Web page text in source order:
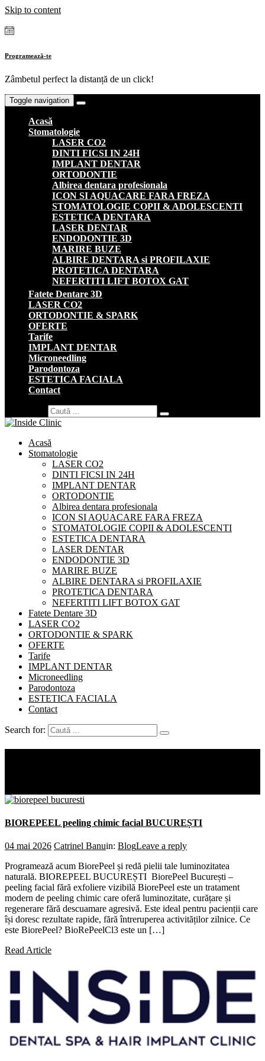
Skip to content
Programează-te
Zâmbetul perfect la distanță de un click!
Toggle navigation
Acasă
Stomatologie
LASER CO2
DINTI FICSI IN 24H
IMPLANT DENTAR
ORTODONTIE
Albirea dentara profesionala
ICON SI AQUACARE FARA FREZA
STOMATOLOGIE COPII & ADOLESCENTI
ESTETICA DENTARA
LASER DENTAR
ENDODONTIE 3D
MARIRE BUZE
ALBIRE DENTARA si PROFILAXIE
PROTETICA DENTARA
NEFERTITI LIFT BOTOX GAT
Fatete Dentare 3D
LASER CO2
ORTODONTIE & SPARK
OFERTE
Tarife
IMPLANT DENTAR
Microneedling
Parodontoza
ESTETICA FACIALA
Contact
Acasă
Stomatologie
LASER CO2
DINTI FICSI IN 24H
IMPLANT DENTAR
ORTODONTIE
Albirea dentara profesionala
ICON SI AQUACARE FARA FREZA
STOMATOLOGIE COPII & ADOLESCENTI
ESTETICA DENTARA
LASER DENTAR
ENDODONTIE 3D
MARIRE BUZE
ALBIRE DENTARA si PROFILAXIE
PROTETICA DENTARA
NEFERTITI LIFT BOTOX GAT
Fatete Dentare 3D
LASER CO2
ORTODONTIE & SPARK
OFERTE
Tarife
IMPLANT DENTAR
Microneedling
Parodontoza
ESTETICA FACIALA
Contact
Search for:
BIOREPEEL peeling chimic facial BUCUREȘTI
04 mai 2026 Catrinel Banuin: BlogLeave a reply
Programează acum BiorePeel și redă pielii tale luminozitatea
naturală. BIOREPEEL BUCUREȘTI BiorePeel București –
peeling facial fără exfoliere vizibilă BiorePeel este un tratament
modern de peeling chimic care oferă luminozitate, curățare și
regenerare fără descuamare agresivă. Este ideal pentru pacienții care
își doresc rezultate rapide, fără întreruperea activităților zilnice. Ce
este BiorePeel? BioRePeelCl3 este un […]
Read Article